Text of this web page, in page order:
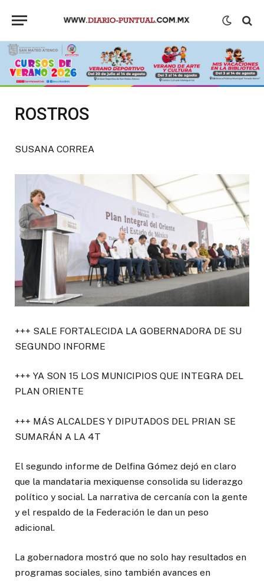
ROSTROS
SUSANA CORREA
+++ SALE FORTALECIDA LA GOBERNADORA DE SU
SEGUNDO INFORME
+++ YA SON 15 LOS MUNICIPIOS QUE INTEGRA DEL
PLAN ORIENTE
+++ MÁS ALCALDES Y DIPUTADOS DEL PRIAN SE
SUMARÁN A LA 4T
El segundo informe de Delfina Gómez dejó en claro
que la mandataria mexiquense consolida su liderazgo
político y social. La narrativa de cercanía con la gente
y el respaldo de la Federación le dan un peso
adicional.
La gobernadora mostró que no solo hay resultados en
programas sociales, sino también avances en